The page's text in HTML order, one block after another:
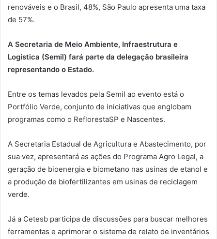
renováveis e o Brasil, 48%, São Paulo apresenta uma taxa
de 57%.
A Secretaria de Meio Ambiente, Infraestrutura e
Logística (Semil) fará parte da delegação brasileira
representando o Estado.
Entre os temas levados pela Semil ao evento está o
Portfólio Verde, conjunto de iniciativas que englobam
programas como o ReflorestaSP e Nascentes.
A Secretaria Estadual de Agricultura e Abastecimento, por
sua vez, apresentará as ações do Programa Agro Legal, a
geração de bioenergia e biometano nas usinas de etanol e
a produção de biofertilizantes em usinas de reciclagem
verde.
Já a Cetesb participa de discussões para buscar melhores
ferramentas e aprimorar o sistema de relato de inventários